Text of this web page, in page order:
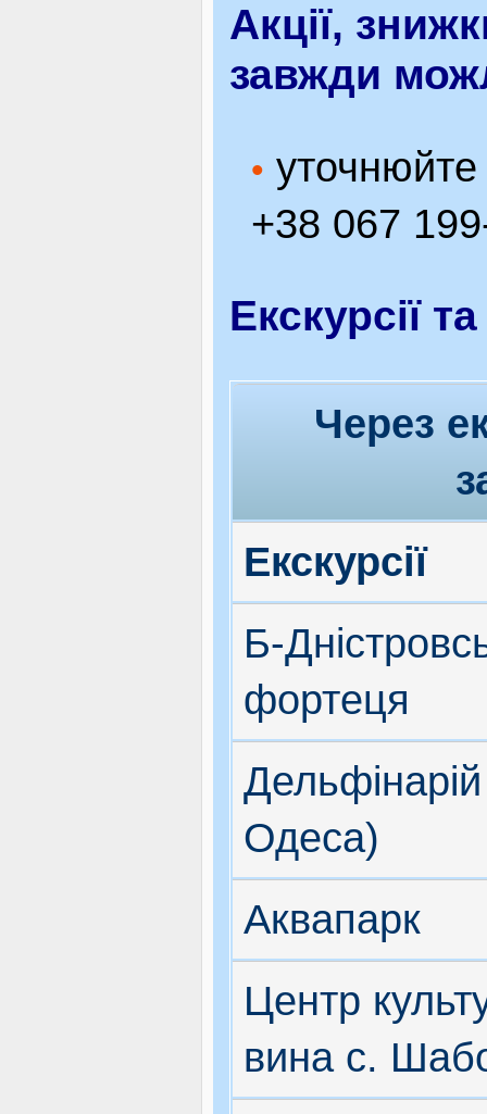
Акції,
завжди
•
+38 067
Екскурсії
Через
Екскурсії
Б-
фортеця
Одеса)
Аквапарк
Центр
вина с.